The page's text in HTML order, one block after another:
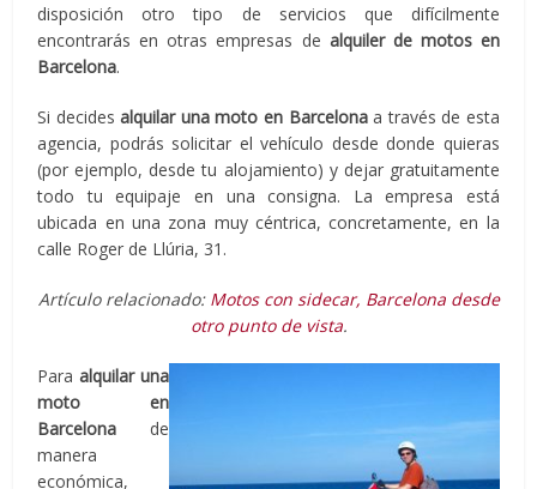
disposición otro tipo de servicios que difícilmente
encontrarás en otras empresas de alquiler de motos en
Barcelona.
Si decidesalquilar una moto en Barcelonaa través de esta
agencia, podrás solicitar el vehículo desde donde quieras
(por ejemplo, desde tu alojamiento) y dejar gratuitamente
todo tu equipaje en una consigna. La empresa está
ubicada en una zona muy céntrica, concretamente, en la
calle Roger de Llúria, 31.
Artículo relacionado: Motos con sidecar, Barcelona desde
otro punto de vista.
Para alquilar una
moto en
Barcelona de
manera
económica,